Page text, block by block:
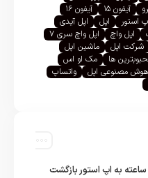
آیفون ۱۵
آیفون ۱۶
استور اپل
اپل آیدی
اپل واچ
اپل واچ سری ۷
شرکت اپل
ماشین اپل
ها
مک او اس
هوش مصنوعی اپل
واتساپ
به اپ استور بازگشت